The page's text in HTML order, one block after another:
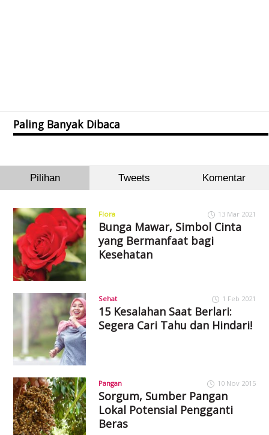
Paling Banyak Dibaca
Pilihan Tweets Komentar
Flora 13 Mar 2021
Bunga Mawar, Simbol Cinta
yang Bermanfaat bagi
Kesehatan
Sehat 1 Feb 2021
15 Kesalahan Saat Berlari:
Segera Cari Tahu dan Hindari!
Pangan 10 Nov 2015
Sorgum, Sumber Pangan
Lokal Potensial Pengganti
Beras